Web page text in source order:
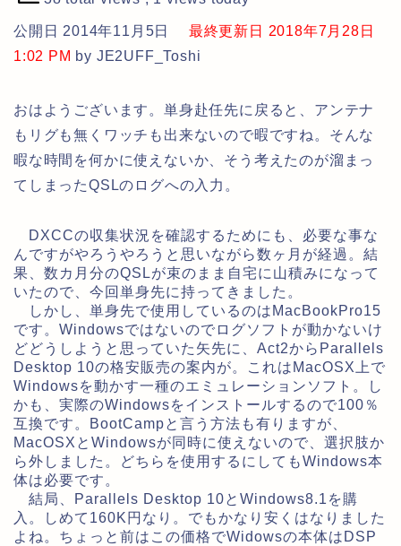
公開日 2014年11月5日
最終更新日 2018年7月28日
1:02 PM by JE2UFF_Toshi
おはようございます。単身赴任先に戻ると、アンテナ
もリグも無くワッチも出来ないので暇ですね。そんな
暇な時間を何かに使えないか、そう考えたのが溜まっ
てしまったQSLのログへの入力。
DXCCの収集状況を確認するためにも、必要な事な
んですがやろうやろうと思いながら数ヶ月が経過。結
果、数カ月分のQSLが束のまま自宅に山積みになって
いたので、今回単身先に持ってきました。
しかし、単身先で使用しているのはMacBookPro15
です。Windowsではないのでログソフトが動かないけ
どどうしようと思っていた矢先に、Act2からParallels
Desktop 10の格安販売の案内が。これはMacOSX上で
Windowsを動かす一種のエミュレーションソフト。し
かも、実際のWindowsをインストールするので100％
互換です。BootCampと言う方法も有りますが、
MacOSXとWindowsが同時に使えないので、選択肢か
ら外しました。どちらを使用するにしてもWindows本
体は必要です。
結局、Parallels Desktop 10とWindows8.1を購
入。しめて160K円なり。でもかなり安くはなりました
よね。ちょっと前はこの価格でWidowsの本体はDSP